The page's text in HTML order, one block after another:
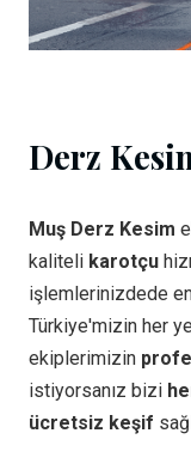
Derz
Muş Derz Kesim
kaliteli karotçu
işlemlerinizdede
Türkiye'mizin her
ekiplerimizin
istiyorsanız bizi
ücretsiz keşif